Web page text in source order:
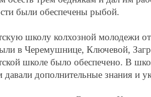
были обеспечены рыбой.
школу колхозной молодежи
в Черемушнице, Ключевой,
школе было обеспечено. В
давали дополнительные знания и